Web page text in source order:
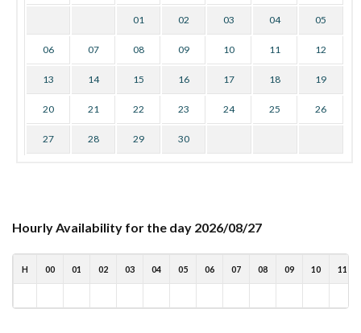
01 02 03 04 05
06 07 08 09 10 11 12
13 14 15 16 17 18 19
20 21 22 23 24 25 26
27 28 29 30
Hourly Availability for the day 2026/08/27
H 00 01 02 03 04 05 06 07 08 09 10 11